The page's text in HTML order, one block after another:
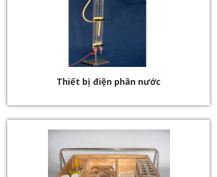
Thiết bị điện phân nước